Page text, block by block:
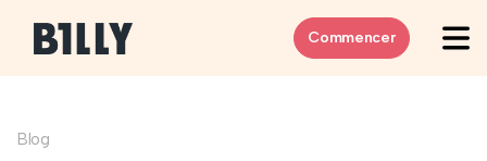
Commencer
Blog